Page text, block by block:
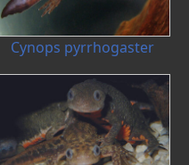
Cynops pyrrhogaster